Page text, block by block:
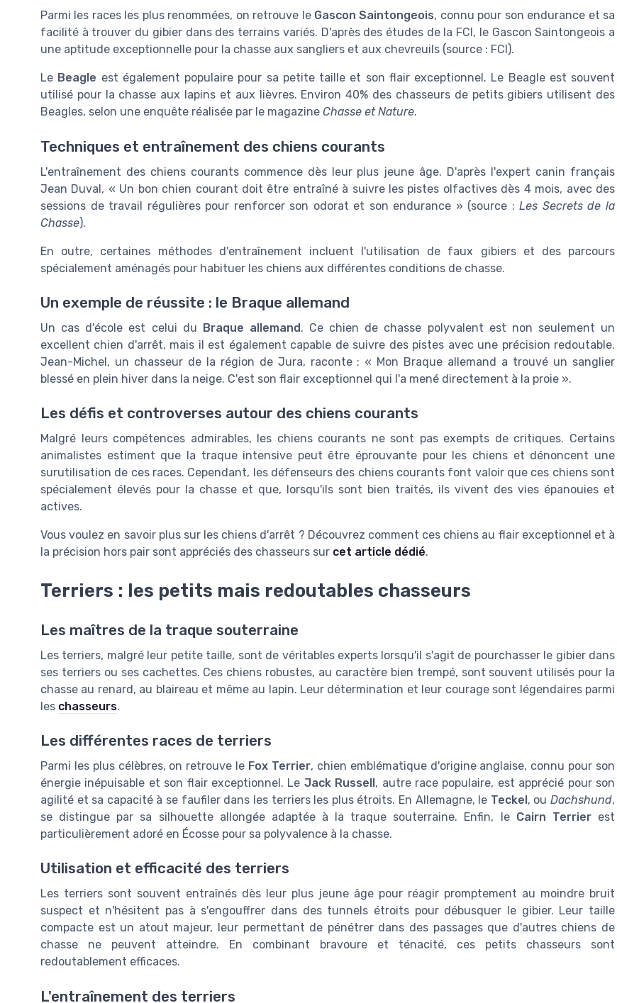
Parmi les races les plus renommées, on retrouve le Gascon Saintongeois, connu pour son endurance et sa
facilité à trouver du gibier dans des terrains variés. D'après des études de la FCI, le Gascon Saintongeois a
une aptitude exceptionnelle pour la chasse aux sangliers et aux chevreuils (source : FCI).
Le Beagle est également populaire pour sa petite taille et son flair exceptionnel. Le Beagle est souvent
utilisé pour la chasse aux lapins et aux lièvres. Environ 40% des chasseurs de petits gibiers utilisent des
Beagles, selon une enquête réalisée par le magazine Chasse et Nature.
Techniques et entraînement des chiens courants
L'entraînement des chiens courants commence dès leur plus jeune âge. D'après l'expert canin français
Jean Duval, « Un bon chien courant doit être entraîné à suivre les pistes olfactives dès 4 mois, avec des
sessions de travail régulières pour renforcer son odorat et son endurance » (source :Les Secrets de la
Chasse).
En outre, certaines méthodes d'entraînement incluent l'utilisation de faux gibiers et des parcours
spécialement aménagés pour habituer les chiens aux différentes conditions de chasse.
Un exemple de réussite : le Braque allemand
Un cas d'école est celui du Braque allemand. Ce chien de chasse polyvalent est non seulement un
excellent chien d'arrêt, mais il est également capable de suivre des pistes avec une précision redoutable.
Jean-Michel, un chasseur de la région de Jura, raconte : « Mon Braque allemand a trouvé un sanglier
blessé en plein hiver dans la neige. C'est son flair exceptionnel qui l'a mené directement à la proie ».
Les défis et controverses autour des chiens courants
Malgré leurs compétences admirables, les chiens courants ne sont pas exempts de critiques. Certains
animalistes estiment que la traque intensive peut être éprouvante pour les chiens et dénoncent une
surutilisation de ces races. Cependant, les défenseurs des chiens courants font valoir que ces chiens sont
spécialement élevés pour la chasse et que, lorsqu'ils sont bien traités, ils vivent des vies épanouies et
actives.
Vous voulez en savoir plus sur les chiens d'arrêt ? Découvrez comment ces chiens au flair exceptionnel et à
la précision hors pair sont appréciés des chasseurs sur cet article dédié.
Terriers : les petits mais redoutables chasseurs
Les maîtres de la traque souterraine
Les terriers, malgré leur petite taille, sont de véritables experts lorsqu'il s'agit de pourchasser le gibier dans
ses terriers ou ses cachettes. Ces chiens robustes, au caractère bien trempé, sont souvent utilisés pour la
chasse au renard, au blaireau et même au lapin. Leur détermination et leur courage sont légendaires parmi
les chasseurs.
Les différentes races de terriers
Parmi les plus célèbres, on retrouve le Fox Terrier, chien emblématique d'origine anglaise, connu pour son
énergie inépuisable et son flair exceptionnel. Le Jack Russell, autre race populaire, est apprécié pour son
agilité et sa capacité à se faufiler dans les terriers les plus étroits. En Allemagne, le Teckel, ouDachshund,
se distingue par sa silhouette allongée adaptée à la traque souterraine. Enfin, le Cairn Terrierest
particulièrement adoré en Écosse pour sa polyvalence à la chasse.
Utilisation et efficacité des terriers
Les terriers sont souvent entraînés dès leur plus jeune âge pour réagir promptement au moindre bruit
suspect et n'hésitent pas à s'engouffrer dans des tunnels étroits pour débusquer le gibier. Leur taille
compacte est un atout majeur, leur permettant de pénétrer dans des passages que d'autres chiens de
chasse ne peuvent atteindre. En combinant bravoure et ténacité, ces petits chasseurs sont
redoutablement efficaces.
L'entraînement des terriers